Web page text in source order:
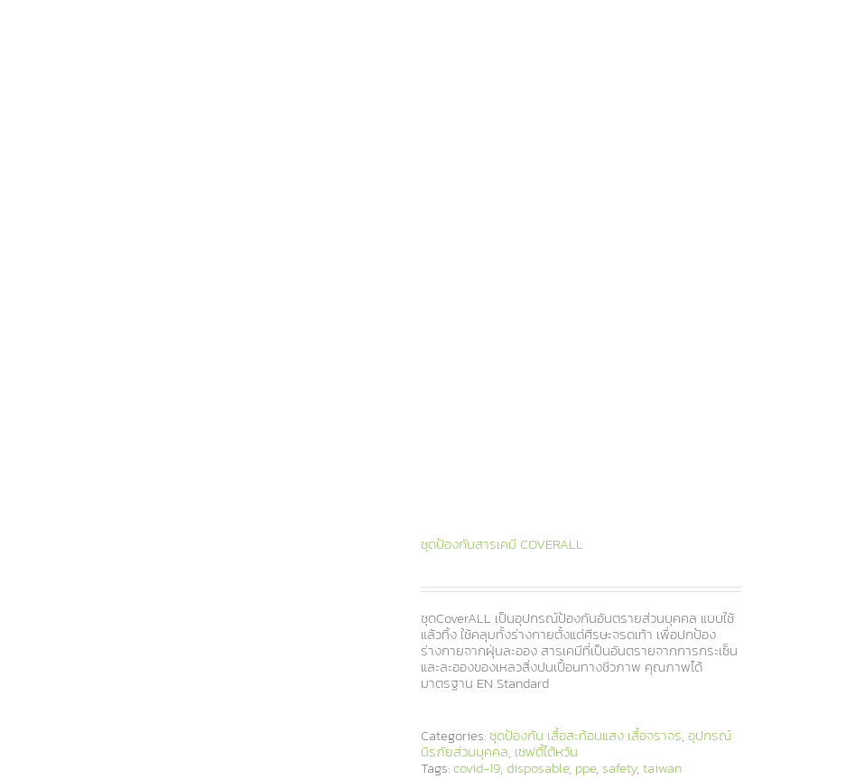
ชุดป้องกันสารเคมี COVERALL
ชุดCoverALL เป็นอุปกรณ์ป้องกันอันตรายส่วนบุคคล แบบใช้
แล้วทิ้ง ใช้คลุมทั้งร่างกายตั้งแต่ศีรษะจรดเท้า เพื่อปกป้อง
ร่างกายจากฝุ่นละออง สารเคมีที่เป็นอันตรายจากการกระเซ็น
และละอองของเหลวสิ่งปนเปื้อนทางชีวภาพ คุณภาพได้
มาตรฐาน EN Standard
Categories: ชุดป้องกัน เสื้อสะท้อนแสง เสื้อจราจร,อุปกรณ์
นิรภัยส่วนบุคคล, เซฟตี้ไต้หวัน
Tags:covid-19,disposable, ppe, safety,taiwan